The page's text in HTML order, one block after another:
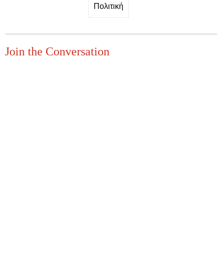
Πολιτική
Join the Conversation